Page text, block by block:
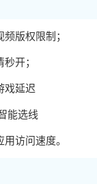
版权限制；
开；
戏延迟
能选线
访问速度。